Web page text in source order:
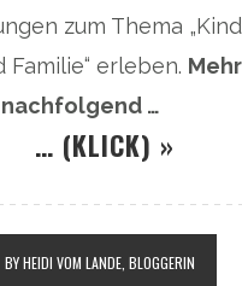
zum Thema
Familie“ erleben.
…
… (KLICK) »
BY HEIDI VOM LANDE, BLOGGERIN